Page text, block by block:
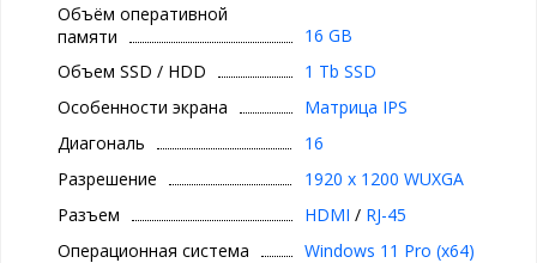
Объём оперативной
памяти
16 GB
Объем SSD / HDD
1 Tb SSD
Особенности экрана
Матрица IPS
Диагональ
16
Разрешение
1920 x 1200 WUXGA
Разъем
HDMI / RJ-45
Операционная система
Windows 11 Pro (x64)